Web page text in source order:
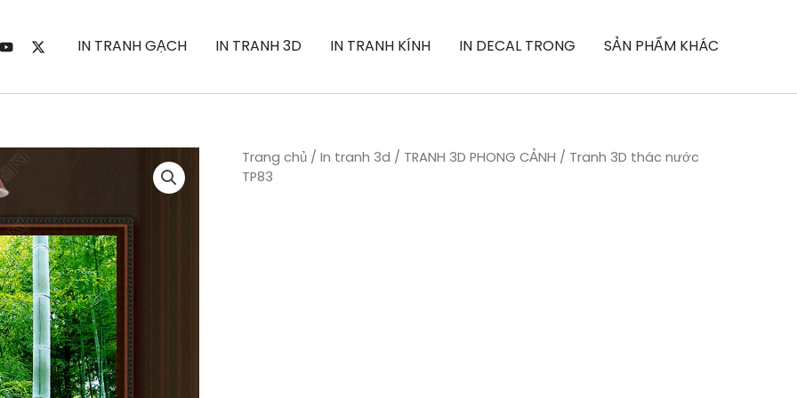
IN TRANH GẠCH IN TRANH 3D IN TRANH KÍNH IN DECAL TRONG SẢN PHẨM KHÁC
Trang chủ / In tranh 3d / TRANH 3D PHONG CẢNH / Tranh 3D thác nước
TP83